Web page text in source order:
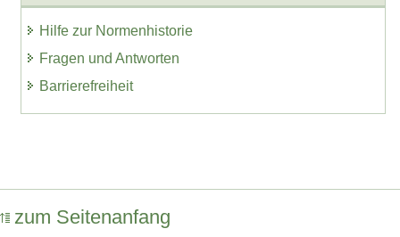
Hilfe zur Normenhistorie
Fragen und Antworten
Barrierefreiheit
zum Seitenanfang